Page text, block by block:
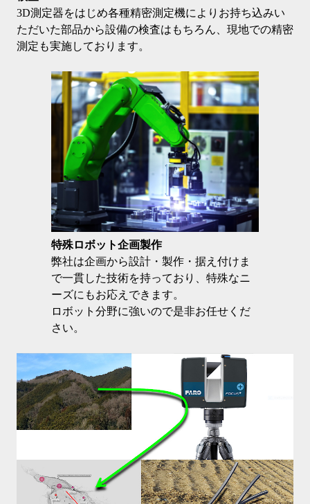
3D測定器をはじめ各種精密測定機によりお持ち込みい
ただいた部品から設備の検査はもちろん、現地での精密
測定も実施しております。
特殊ロボット企画製作
弊社は企画から設計・製作・据え付けま
で一貫した技術を持っており、特殊なニ
ーズにもお応えできます。
ロボット分野に強いので是非お任せくだ
さい。